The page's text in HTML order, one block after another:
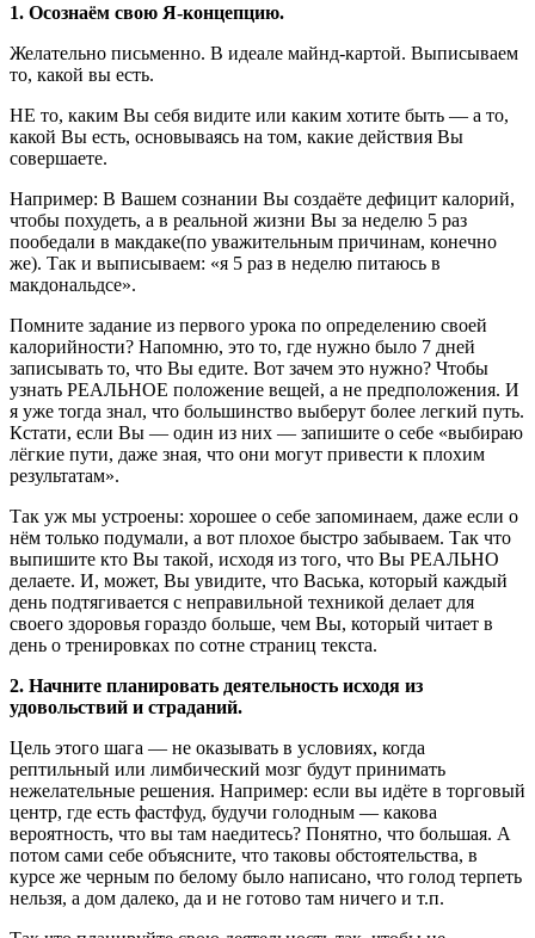
1. Осознаём свою Я-концепцию.
Желательно письменно. В идеале майнд-картой. Выписываем
то, какой вы есть.
НЕ то, каким Вы себя видите или каким хотите быть — а то,
какой Вы есть, основываясь на том, какие действия Вы
совершаете.
Например: В Вашем сознании Вы создаёте дефицит калорий,
чтобы похудеть, а в реальной жизни Вы за неделю 5 раз
пообедали в макдаке(по уважительным причинам, конечно
же). Так и выписываем: «я 5 раз в неделю питаюсь в
макдональдсе».
Помните задание из первого урока по определению своей
калорийности? Напомню, это то, где нужно было 7 дней
записывать то, что Вы едите. Вот зачем это нужно? Чтобы
узнать РЕАЛЬНОЕ положение вещей, а не предположения. И
я уже тогда знал, что большинство выберут более легкий путь.
Кстати, если Вы — один из них — запишите о себе «выбираю
лёгкие пути, даже зная, что они могут привести к плохим
результатам».
Так уж мы устроены: хорошее о себе запоминаем, даже если о
нём только подумали, а вот плохое быстро забываем. Так что
выпишите кто Вы такой, исходя из того, что Вы РЕАЛЬНО
делаете. И, может, Вы увидите, что Васька, который каждый
день подтягивается с неправильной техникой делает для
своего здоровья гораздо больше, чем Вы, который читает в
день о тренировках по сотне страниц текста.
2. Начните планировать деятельность исходя из
удовольствий и страданий.
Цель этого шага — не оказывать в условиях, когда
рептильный или лимбический мозг будут принимать
нежелательные решения. Например: если вы идёте в торговый
центр, где есть фастфуд, будучи голодным — какова
вероятность, что вы там наедитесь? Понятно, что большая. А
потом сами себе объясните, что таковы обстоятельства, в
курсе же черным по белому было написано, что голод терпеть
нельзя, а дом далеко, да и не готово там ничего и т.п.